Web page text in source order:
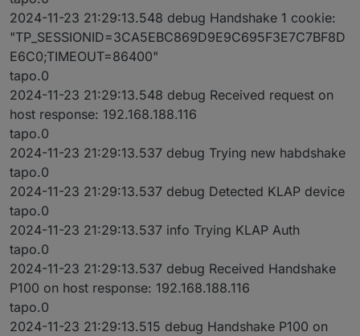
2024-11-23 21:29:13.548 debug Handshake 1 cookie:
"TP_SESSIONID=3CA5EBC869D9E9C695F3E7C7BF8D
E6C0;TIMEOUT=86400"
tapo.0
2024-11-23 21:29:13.548 debug Received request on
host response: 192.168.188.116
tapo.0
2024-11-23 21:29:13.537 debug Trying new habdshake
tapo.0
2024-11-23 21:29:13.537 debug Detected KLAP device
tapo.0
2024-11-23 21:29:13.537 info Trying KLAP Auth
tapo.0
2024-11-23 21:29:13.537 debug Received Handshake
P100 on host response: 192.168.188.116
tapo.0
2024-11-23 21:29:13.515 debug Handshake P100 on